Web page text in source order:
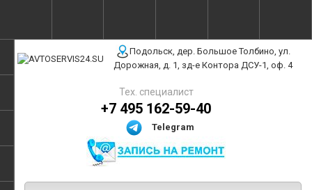
Подольск, дер. Большое Толбино, ул.
Дорожная, д. 1, зд-е Контора ДСУ-1, оф. 4
Тех. специалист
+7 495 162-59-40
Telegram